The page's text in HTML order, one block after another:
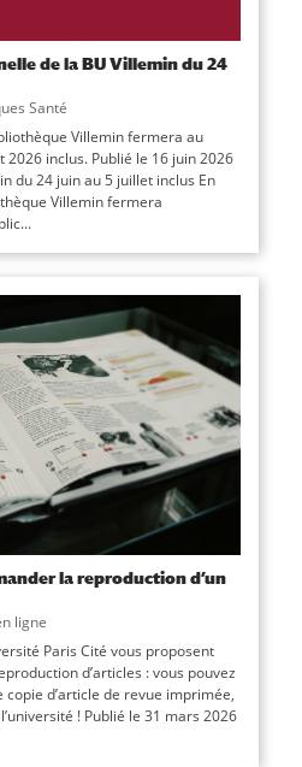
de la BU Villemin du 24
Santé
Villemin fermera au
2026 inclus. Publié le 16 juin 2026
du 24 juin au 5 juillet inclus En
Villemin fermera
la reproduction d’un
ligne
Paris Cité vous proposent
d’articles : vous pouvez
d’article de revue imprimée,
! Publié le 31 mars 2026